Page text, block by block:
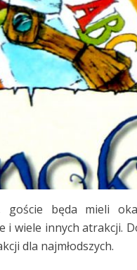
będa mieli
wiele innych atrakcji.
dla najmłodszych.